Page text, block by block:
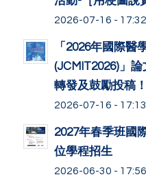
2026-07-16 - 17:32
「2026年國際醫
(JCMIT2026)」論
轉發及鼓勵投稿！
2026-07-16 - 17:13
2027年春季班國
位學程招生
2026-06-30 - 17:56